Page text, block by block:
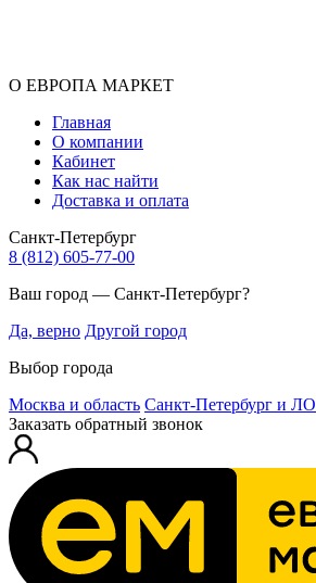
О ЕВРОПА МАРКЕТ
Главная
О компании
Кабинет
Как нас найти
Доставка и оплата
Санкт-Петербург
8 (812) 605-77-00
Ваш город — Санкт-Петербург?
Да, верно Другой город
Выбор города
Москва и область Санкт-Петербург и ЛО
Заказать обратный звонок